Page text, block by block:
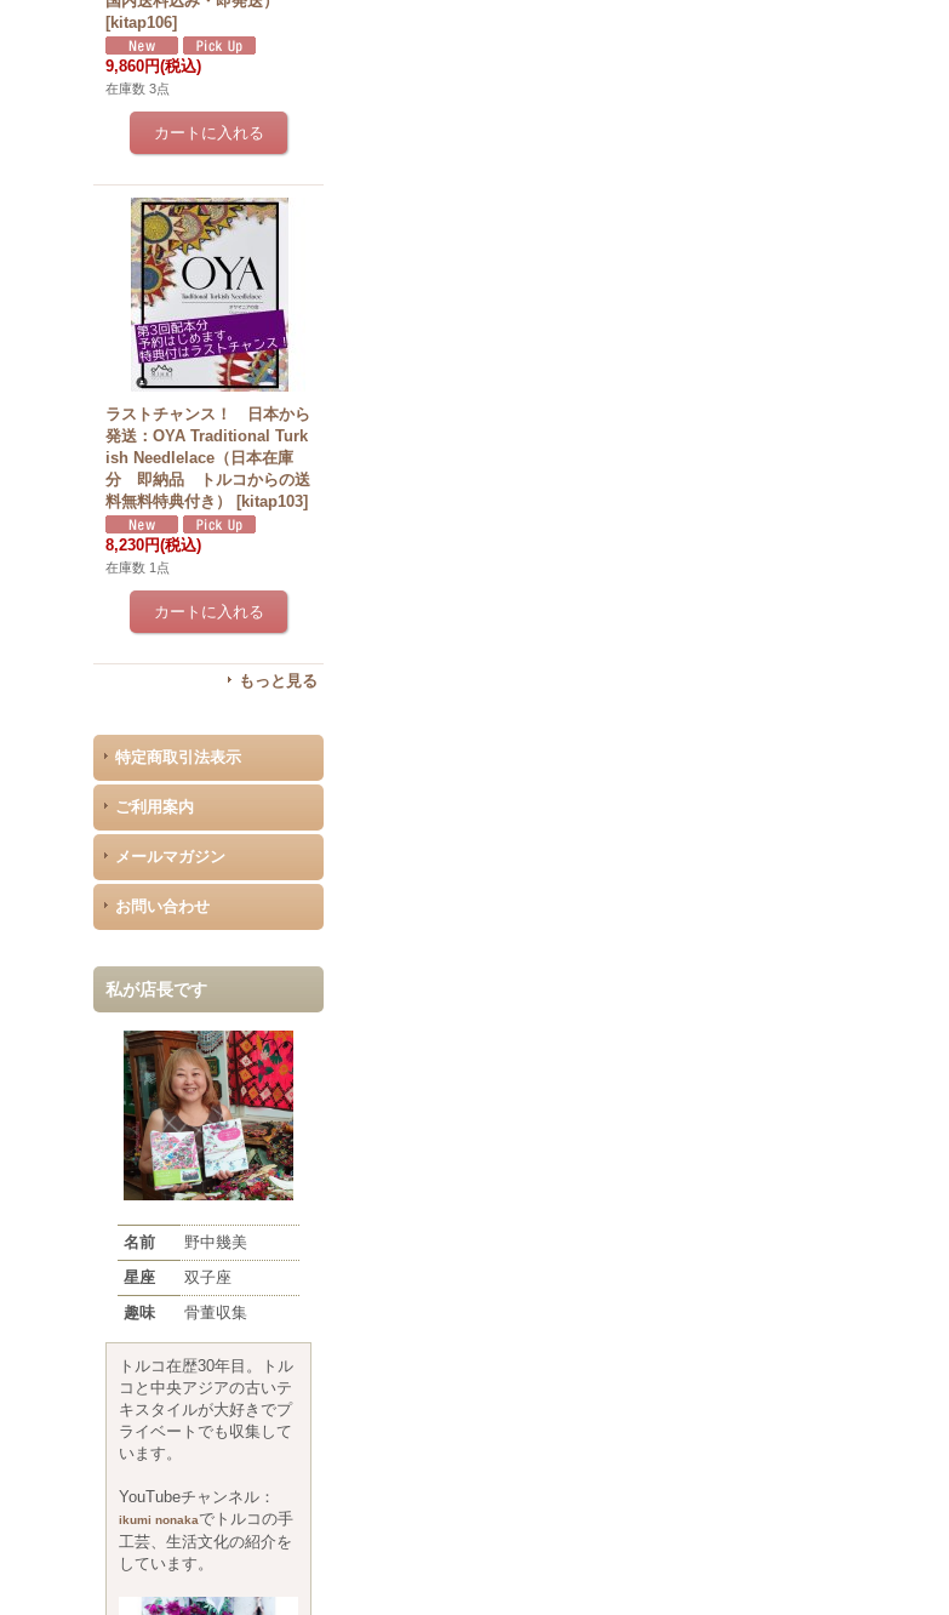
[kitap106]
9,860円(税込)
在庫数 3点
ラストチャンス！ 日本から
発送：OYA Traditional Turk
ish Needlelace（日本在庫
分 即納品 トルコからの送
料無料特典付き）
[kitap103]
8,230円(税込)
在庫数 1点
もっと見る
特定商取引法表示
ご利用案内
メールマガジン
お問い合わせ
私が店長です
名前
野中幾美
星座
双子座
趣味
骨董収集
トルコ在歴30年目。トル
コと中央アジアの古いテ
キスタイルが大好きでプ
ライベートでも収集して
います。
YouTubeチャンネル：
ikumi nonakaでトルコの手
工芸、生活文化の紹介を
しています。